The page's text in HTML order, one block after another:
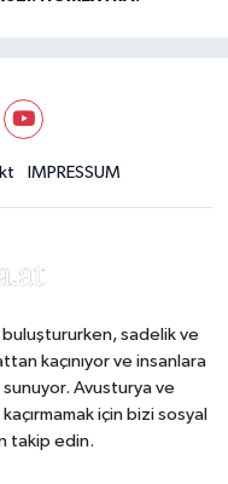
IMPRESSUM
sadelik ve
kaçınıyor ve insanlara
Avusturya ve
için bizi sosyal
takip edin.